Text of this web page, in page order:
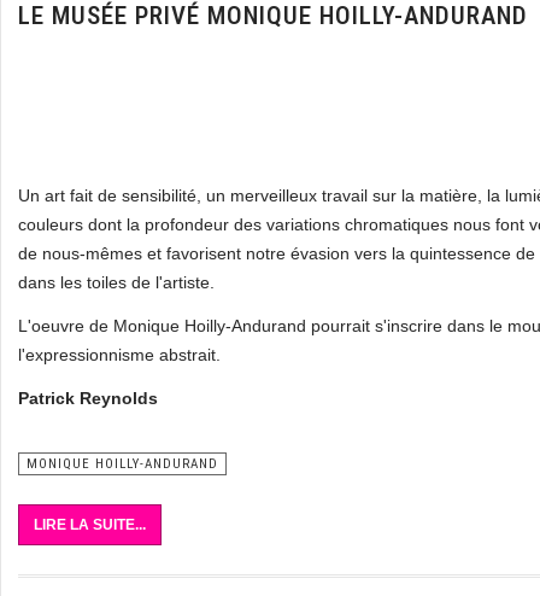
LE MUSÉE PRIVÉ MONIQUE HOILLY-ANDURAND
Un art fait de sensibilité, un merveilleux travail sur la matière, la
couleurs dont la profondeur des variations chromatiques nous font
de nous-mêmes et favorisent notre évasion vers la quintessence
dans les toiles de l'artiste.
L'oeuvre de Monique Hoilly-Andurand pourrait s'inscrire dans le
l'expressionnisme abstrait.
Patrick Reynolds
MONIQUE HOILLY-ANDURAND
LIRE LA SUITE...